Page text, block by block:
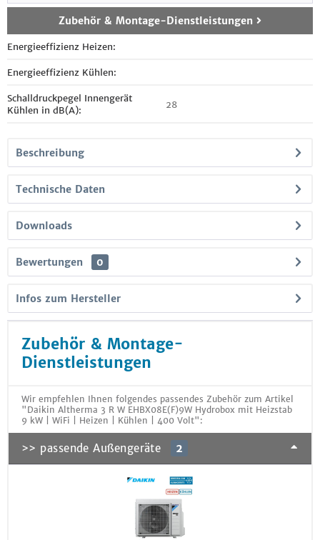
Zubehör & Montage-Dienstleistungen
Energieeffizienz Heizen:
Energieeffizienz Kühlen:
Schalldruckpegel Innengerät
Kühlen in dB(A):
28
Beschreibung
Technische Daten
Downloads
Bewertungen 0
Infos zum Hersteller
Zubehör & Montage-
Dienstleistungen
Wir empfehlen Ihnen folgendes passendes Zubehör zum Artikel
"Daikin Altherma 3 R W EHBX08E(F)9W Hydrobox mit Heizstab
9 kW | WiFi | Heizen | Kühlen | 400 Volt":
>> passende Außengeräte 2